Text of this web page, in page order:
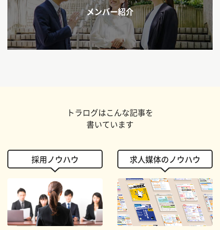
メンバー紹介
トラログはこんな記事を
書いています
採用ノウハウ 求人媒体のノウハウ